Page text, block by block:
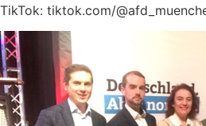
TikTok: tiktok.com/